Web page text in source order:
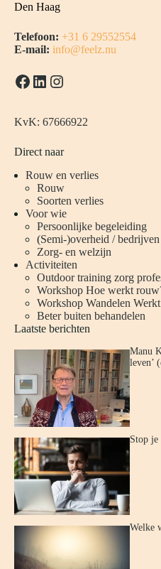
Den Haag
Telefoon: +31 6 29552554
E-mail: info@feelz.nu
Facebook LinkedIn Instagram
KvK: 67666922
Direct naar
Rouw en verlies
Rouw
Soorten verlies
Voor wie
Persoonlijke begeleiding
(Semi-)overheid / bedrijven
Zorg- en welzijn
Activiteiten
Outdoor training zorg
Workshop Hoe werkt
Workshop Wandelen Werkt
Beter buiten behandelen
Laatste berichten
Manu
leven’
Stop je
Welke